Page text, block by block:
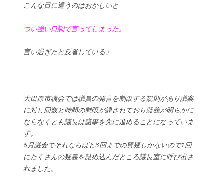
こんな目に遭うのはおかしいと
つい強い口調で言ってしまった。
言い過ぎたと反省している」
大田原市議会では議員の発言を制限する規則があり議案
に対し回数と時間の制限が課されており疑義が明らかに
ならなくとも議長は議事を先に進めることになっていま
す。
6月議会でそれならばと3回までの質疑しかないので1回
にたくさんの疑義を詰め込んだところ議長室に呼び出さ
れました。